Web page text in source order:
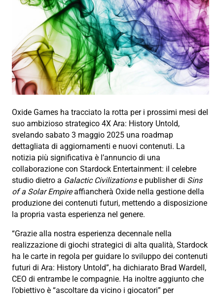
Oxide Games ha tracciato la rotta per i prossimi mesi del
suo ambizioso strategico 4X Ara: History Untold,
svelando sabato 3 maggio 2025 una roadmap
dettagliata di aggiornamenti e nuovi contenuti. La
notizia più significativa è l’annuncio di una
collaborazione con Stardock Entertainment: il celebre
studio dietro a Galactic Civilizationse publisher di Sins
of a Solar Empireaffiancherà Oxide nella gestione della
produzione dei contenuti futuri, mettendo a disposizione
la propria vasta esperienza nel genere.
“Grazie alla nostra esperienza decennale nella
realizzazione di giochi strategici di alta qualità, Stardock
ha le carte in regola per guidare lo sviluppo dei contenuti
futuri di Ara: History Untold”, ha dichiarato Brad Wardell,
CEO di entrambe le compagnie. Ha inoltre aggiunto che
l’obiettivo è “ascoltare da vicino i giocatori” per